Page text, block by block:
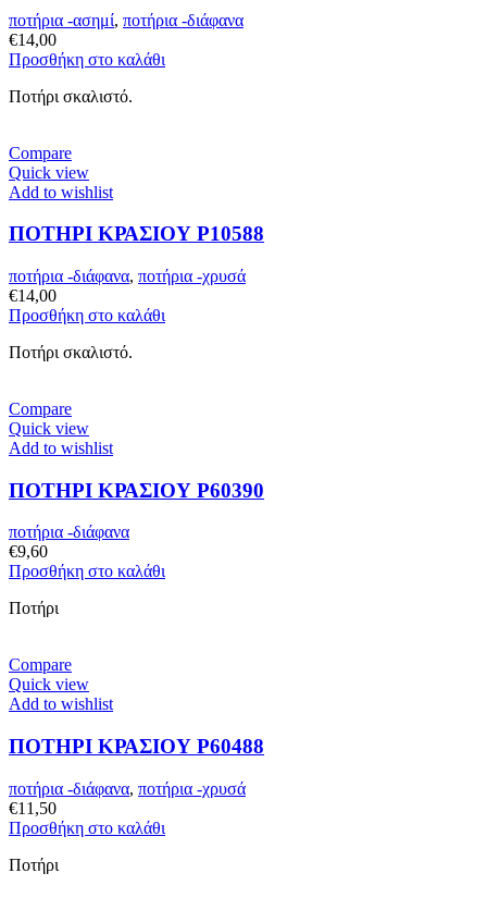
ποτήρια -ασημί, ποτήρια -διάφανα
€14,00
Προσθήκη στο καλάθι
Ποτήρι σκαλιστό.
Compare
Quick view
Add to wishlist
ΠΟΤΗΡΙ ΚΡΑΣΙΟΥ P10588
ποτήρια -διάφανα, ποτήρια -χρυσά
€14,00
Προσθήκη στο καλάθι
Ποτήρι σκαλιστό.
Compare
Quick view
Add to wishlist
ΠΟΤΗΡΙ ΚΡΑΣΙΟΥ P60390
ποτήρια -διάφανα
€9,60
Προσθήκη στο καλάθι
Ποτήρι
Compare
Quick view
Add to wishlist
ΠΟΤΗΡΙ ΚΡΑΣΙΟΥ P60488
ποτήρια -διάφανα, ποτήρια -χρυσά
€11,50
Προσθήκη στο καλάθι
Ποτήρι